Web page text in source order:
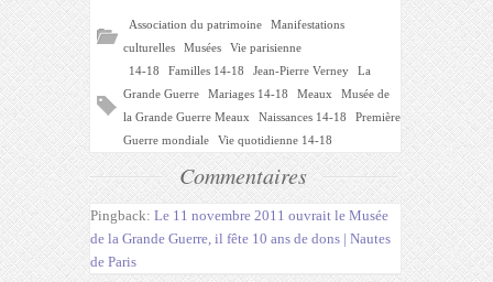
Association du patrimoine
Manifestations
culturelles
Musées
Vie parisienne
14-18
Familles 14-18 Jean-Pierre Verney
La
Grande Guerre
Mariages 14-18 Meaux
Musée de
la Grande Guerre Meaux
Naissances 14-18
Première
Guerre mondiale
Vie quotidienne 14-18
Commentaires
Pingback: Le 11 novembre 2011 ouvrait le Musée
de la Grande Guerre, il fête 10 ans de dons | Nautes
de Paris